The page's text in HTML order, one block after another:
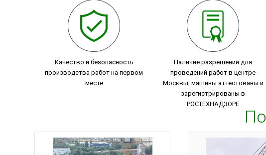
Качество и безопасность
производства работ на первом
месте
Наличие разрешений для
проведений работ в центре
Москвы, машины аттестованы и
зарегистрированы в
РОСТЕХНАДЗОРЕ